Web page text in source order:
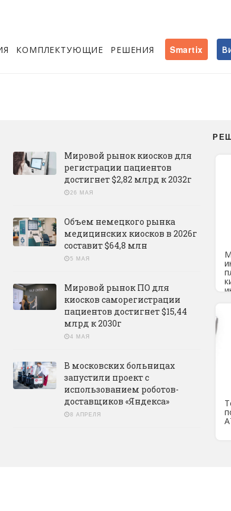
КОМПЛЕКТУЮЩИЕ РЕШЕНИЯ Smartix
Мировой рынок киосков для
регистрации пациентов
достигнет $2,82 млрд к 2032г
26 МАЯ
Объем немецкого рынка
медицинских киосков в 2026г
составит $64,8 млн
5 МАЯ
Мировой рынок ПО для
киосков саморегистрации
пациентов достигнет $15,44
млрд к 2030г
4 МАЯ
В московских больницах
запустили проект с
использованием роботов-
доставщиков «Яндекса»
8 АПРЕЛЯ